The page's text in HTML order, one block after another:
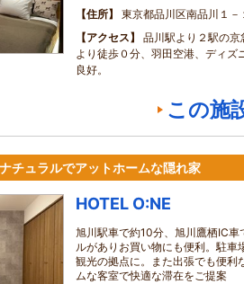
住所
東京都品川区南品川１－
アクセス
品川駅より２駅の
より徒歩０分、羽田空港、ディズ
良好。
この施
チュラルでアットホームな隠れ家
HOTEL O:NE
旭川駅車で約10分、旭川鷹栖IC
ルがありお買い物にも便利。駐車
観光の拠点に。また出張でも便
ムな客室で快適な滞在をご提案